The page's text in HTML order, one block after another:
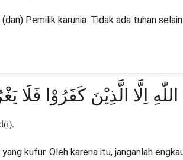
Pemilik karunia. Tidak ada tuhan
اِلَّا الَّذِيْنَ كَفَرُوْا فَلَا
kufur. Oleh karena itu, janganlah